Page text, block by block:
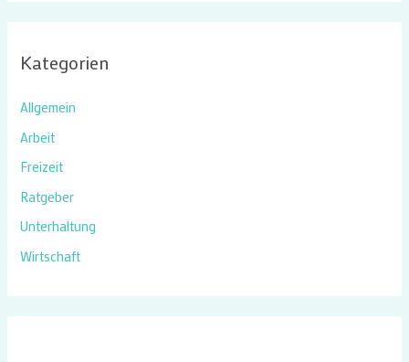
Kategorien
Allgemein
Arbeit
Freizeit
Ratgeber
Unterhaltung
Wirtschaft